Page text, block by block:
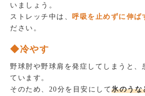
いましょう。
ストレッチ中は、
呼吸を止めずに伸ば
ださい。
◆冷やす
野球肘や野球肩を発症してしまうと、
ています。
そのため、20分を目安にして氷のうな